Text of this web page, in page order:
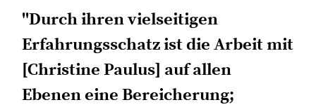
"Durch ihren vielseitigen
Erfahrungsschatz ist die Arbeit mit
[Christine Paulus] auf allen
Ebenen eine Bereicherung;